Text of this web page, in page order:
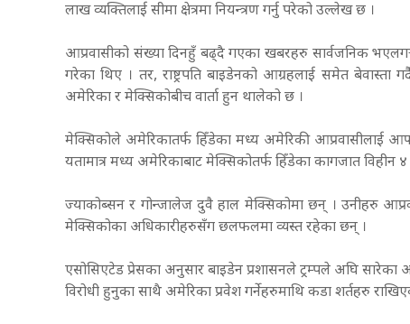
लाख व्यक्तिलाई सीमा क्षेत्रमा नियन्त्रण गर्नु परेको उल्लेख छ ।
आप्रवासीको संख्या दिनहुँ बढ्दै गएका खबरहरु सार्वजनिक
गरेका थिए । तर, राष्ट्रपति बाइडेनको आग्रहलाई समेत बेवास्ता
अमेरिका र मेक्सिकोबीच वार्ता हुन थालेको छ ।
मेक्सिकोले अमेरिकातर्फ हिँडेका मध्य अमेरिकी आप्रवासीलाई
यतामात्र मध्य अमेरिकाबाट मेक्सिकोतर्फ हिँडेका कागजात विहीन
ज्याकोब्सन र गोन्जालेज दुवै हाल मेक्सिकोमा छन् । उनीहरु
मेक्सिकोका अधिकारीहरुसँग छलफलमा व्यस्त रहेका छन् ।
एसोसिएटेड प्रेसका अनुसार बाइडेन प्रशासनले ट्रम्पले अघि सारेका
विरोधी हुनुका साथै अमेरिका प्रवेश गर्नेहरुमाथि कडा शर्तहरु